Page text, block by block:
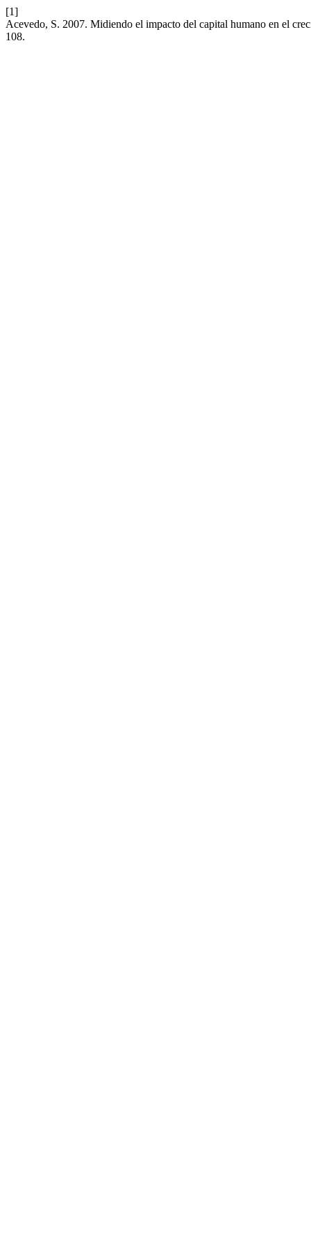
[1]
Acevedo, S. 2007. Midiendo el impacto del capital humano en el
108.